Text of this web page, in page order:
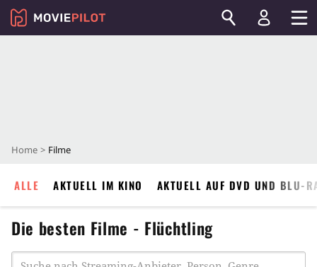
Home Filme
ALLE AKTUELL IM KINO AKTUELL AUF DVD UND BLU-
Die besten Filme - Flüchtling